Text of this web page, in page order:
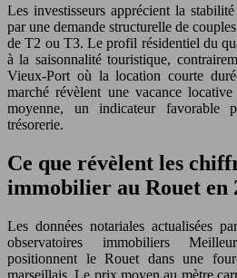
Les investisseurs apprécient la
par une demande structurelle de
de T2 ou T3. Le profil résidentiel du
à la saisonnalité touristique,
Vieux-Port où la location courte
marché révèlent une vacance
moyenne, un indicateur favorable
trésorerie.
Ce que révèlent les
immobilier au Rouet en
Les données notariales actualisées
observatoires immobiliers
positionnent le Rouet dans une
marseillais. Le prix moyen au mètre